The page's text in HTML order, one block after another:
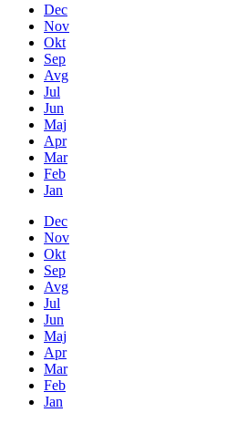
Dec
Nov
Okt
Sep
Avg
Jul
Jun
Maj
Apr
Mar
Feb
Jan
Dec
Nov
Okt
Sep
Avg
Jul
Jun
Maj
Apr
Mar
Feb
Jan